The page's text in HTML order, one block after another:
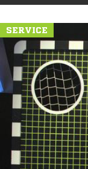
SERVICE